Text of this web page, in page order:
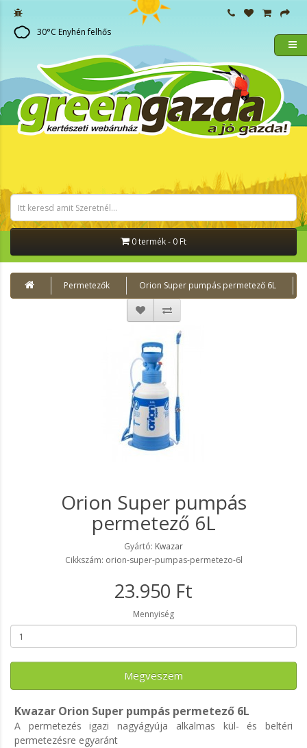
30°C Enyhén felhős
0 termék - 0 Ft
Permetezők Orion Super pumpás permetező 6L
Orion Super pumpás
permetező 6L
Gyártó: Kwazar
Cikkszám: orion-super-pumpas-permetezo-6l
23.950 Ft
Mennyiség
Megveszem
Kwazar Orion Super pumpás permetező 6L
A permetezés igazi nagyágyúja alkalmas kül- és beltéri
permetezésre egyaránt